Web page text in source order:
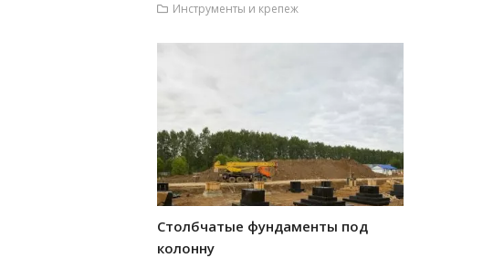
Инструменты и крепеж
Столбчатые фундаменты под
колонну